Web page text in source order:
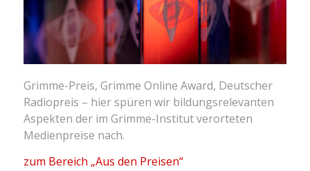
Grimme-Preis, Grimme Online Award, Deutscher
Radiopreis – hier spüren wir bildungsrelevanten
Aspekten der im Grimme-Institut verorteten
Medienpreise nach.
zum Bereich „Aus den Preisen“